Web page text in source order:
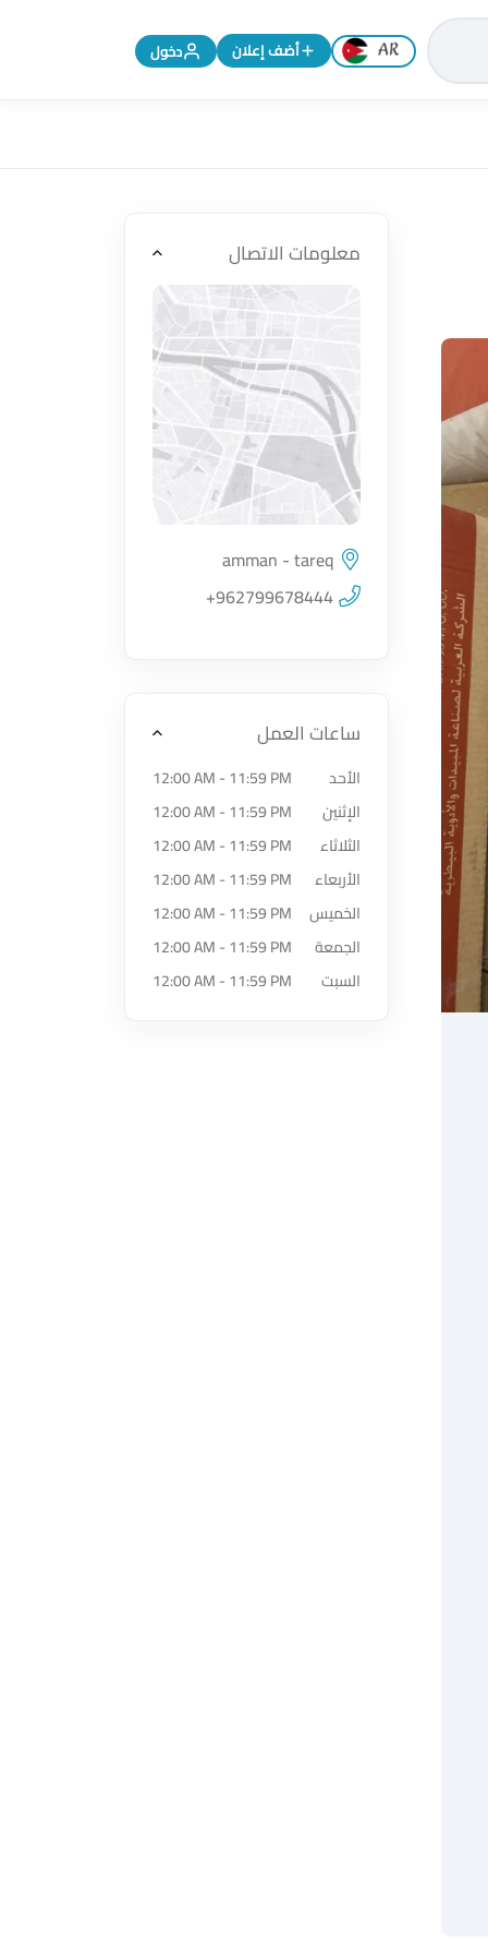
تغيير اللغة إلى الإنجليزية
أضف إعلان دخول
معلومات الاتصال
اضغط لتحميل الموقع
amman - tareq
+962799678444
ساعات العمل
الأحد
12:00 AM - 11:59 PM
الإثنين
12:00 AM - 11:59 PM
الثلاثاء
12:00 AM - 11:59 PM
الأربعاء
12:00 AM - 11:59 PM
الخميس
12:00 AM - 11:59 PM
الجمعة
12:00 AM - 11:59 PM
السبت
12:00 AM - 11:59 PM